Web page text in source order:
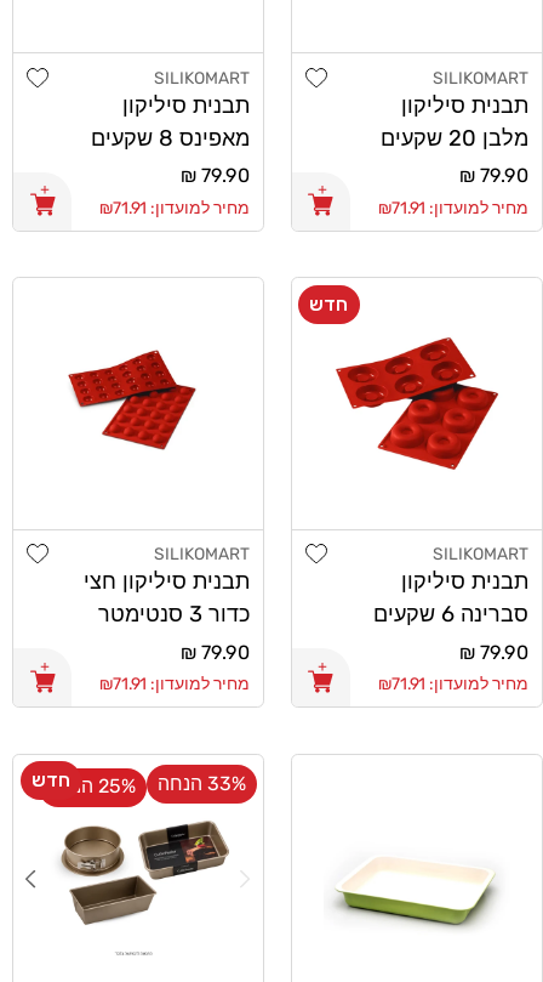
מוֹכֵר:
SILIKOMART
תבנית סיליקון
מלבן 20 שקעים
Silikomart
מחיר
רגיל
79.90 ₪
מחיר למועדון: ₪71.91
Add wishlist
מוֹכֵר:
SILIKOMART
תבנית סיליקון
מאפינס 8 שקעים
Silikomart
מחיר
רגיל
79.90 ₪
מחיר למועדון: ₪71.91
חדש
מוֹכֵר:
SILIKOMART
תבנית סיליקון
סברינה 6 שקעים
Silikomart
מחיר
רגיל
79.90 ₪
מחיר למועדון: ₪71.91
Add wishlist
מוֹכֵר:
SILIKOMART
תבנית סיליקון חצי
כדור 3 סנטימטר
Silikomart
מחיר
רגיל
79.90 ₪
מחיר למועדון: ₪71.91
33% הנחה 25% הנחה חדש